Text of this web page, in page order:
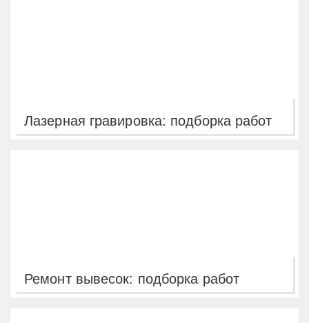
Лазерная гравировка: подборка работ
Ремонт вывесок: подборка работ